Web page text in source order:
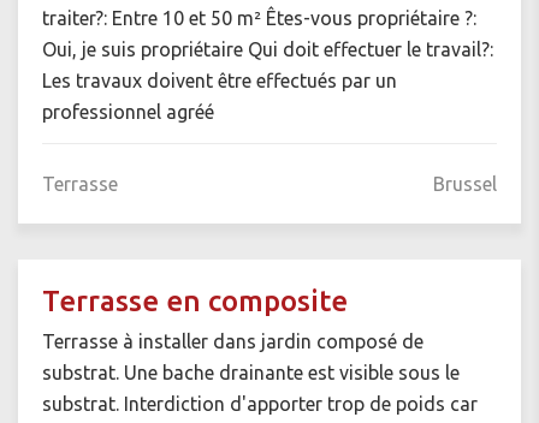
traiter?: Entre 10 et 50 m² Êtes-vous propriétaire ?:
Oui, je suis propriétaire Qui doit effectuer le travail?:
Les travaux doivent être effectués par un
professionnel agréé
Terrasse Brussel
Terrasse en composite
Terrasse à installer dans jardin composé de
substrat. Une bache drainante est visible sous le
substrat. Interdiction d'apporter trop de poids car